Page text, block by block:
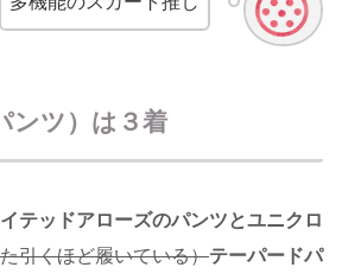
ンツ）は３着
テッドアローズのパンツとユニクロ
引くほど履いている）テーパードパ